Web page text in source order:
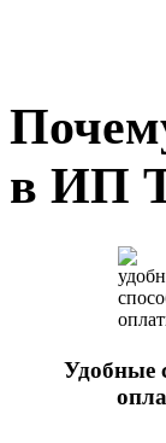
в ИП
Удобные